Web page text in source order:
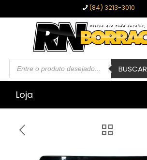
(84) 3213-3010
Pesquisar
produtos BUSCAR
Loja